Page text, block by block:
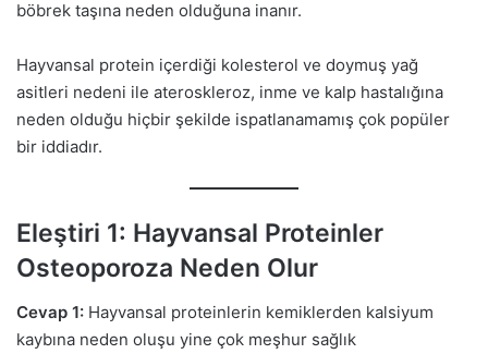
böbrek taşına neden olduğuna inanır.
Hayvansal protein içerdiği kolesterol ve doymuş yağ
asitleri nedeni ile ateroskleroz, inme ve kalp hastalığına
neden olduğu hiçbir şekilde ispatlanamamış çok popüler
bir iddiadır.
Eleştiri 1: Hayvansal Proteinler
Osteoporoza Neden Olur
Cevap 1: Hayvansal proteinlerin kemiklerden kalsiyum
kaybına neden oluşu yine çok meşhur sağlık